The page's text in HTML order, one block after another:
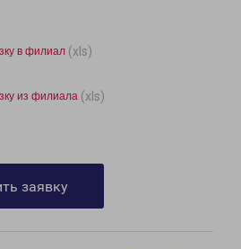
в филиал (xls)
из филиала (xls)
заявку